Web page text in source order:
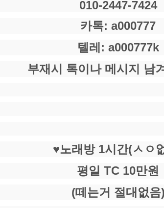
010-2447-7424
카톡: a000777
텔레: a000777k
부재시 톡이나 메시지 남
♥️노래방 1시간(ㅅㅇ
평일 TC 10만원
(떼는거 절대없음